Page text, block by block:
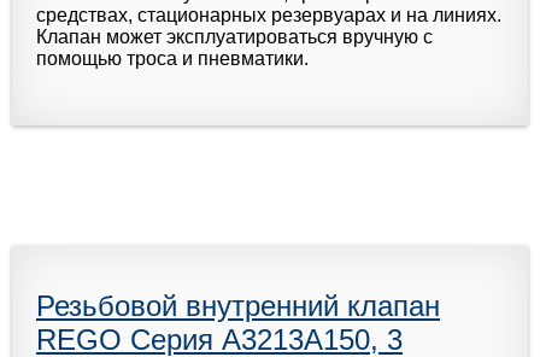
средствах, стационарных резервуарах и на линиях.
Клапан может эксплуатироваться вручную с
помощью троса и пневматики.
Резьбовой внутренний клапан
REGO Серия A3213A150, 3